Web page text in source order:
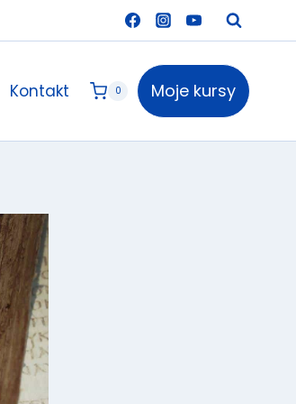
Kontakt 0 Moje kursy